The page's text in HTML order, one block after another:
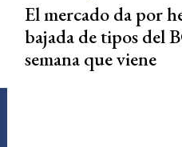
El mercado da por
bajada de tipos del
semana que viene